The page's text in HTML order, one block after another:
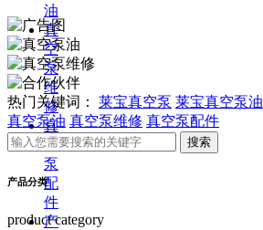
油
真
空
泵
维
修
真
空
泵
配
件
产
热门关键词： 莱宝真空泵 莱宝真空泵油
真空泵油 真空泵维修 真空泵配件
产品分类
product category